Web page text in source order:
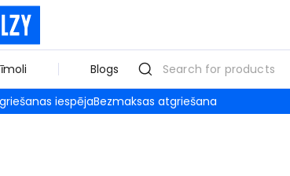
Blogs
iespējaBezmaksas atgriešana